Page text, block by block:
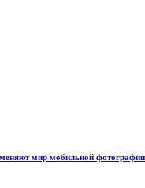
мир мобильной фотографии